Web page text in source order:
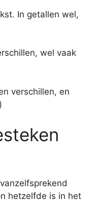
In getallen wel,
wel vaak
verschillen, en
hetzelfde is in het